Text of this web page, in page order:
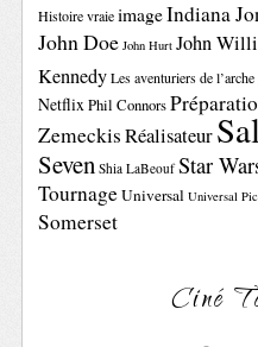
Histoire vraie imageIndiana
John Doe John Hurt John
Kennedy Les aventuriers de
NetflixPhil Connors
ZemeckisRéalisateur
Seven Shia LaBeouf Star
TournageUniversal Universal
Somerset
Ciné